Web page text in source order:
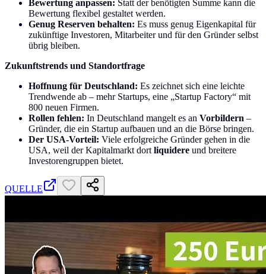
Bewertung anpassen: Statt der benötigten Summe kann die
Bewertung flexibel gestaltet werden.
Genug Reserven behalten: Es muss genug Eigenkapital für
zukünftige Investoren, Mitarbeiter und für den Gründer selbst
übrig bleiben.
Zukunftstrends und Standortfrage
Hoffnung für Deutschland: Es zeichnet sich eine leichte
Trendwende ab – mehr Startups, eine „Startup Factory“ mit
800 neuen Firmen.
Rollen fehlen: In Deutschland mangelt es an Vorbildern –
Gründer, die ein Startup aufbauen und an die Börse bringen.
Der USA-Vorteil: Viele erfolgreiche Gründer gehen in die
USA, weil der Kapitalmarkt dort liquidere und breitere
Investorengruppen bietet.
QUELLE